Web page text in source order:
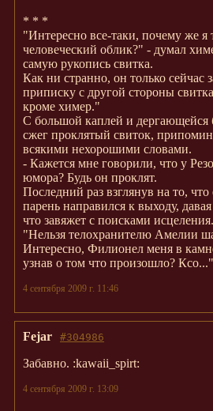
* * *
"Интересно все-таки, почему же я
человеческий облик?" - думал
самую рукопись свитка.
Как ни странно, он только сейчас
приписку с другой стороны
кроме химер."
С большой каплей и дергающейся
сжег проклятый свиток,
всякими нехорошими словами.
- Кажется мне говорили, что у
юмора? Будь он проклят.
Последний раз взглянув на то, что
парень направился к выходу,
что завяжет с поисками исцеления.
"Нельзя телохранителю Амелии
Интересно, Филионел меня в
узнав о том что произошло? Ксо..."
4 сентября 2009 г. 11:46
#304986
Fejar
Забавно. :kawaii_spirt:
4 сентября 2009 г. 13:09